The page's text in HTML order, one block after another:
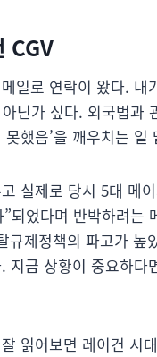
CGV
일로 연락이 왔다.
가 싶다. 외국법과
했음’을 깨우치는 일
실제로 당시 5대 메
되었다며 반박하려는
제정책의 파고가
지금 상황이 중요하다
읽어보면 레이건 시